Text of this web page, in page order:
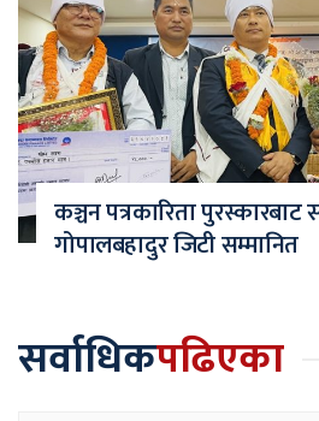
कञ्चन पत्रकारिता पुरस्कारबाट
गोपालबहादुर जिटी सम्मानित
सर्वाधिकपढिएका